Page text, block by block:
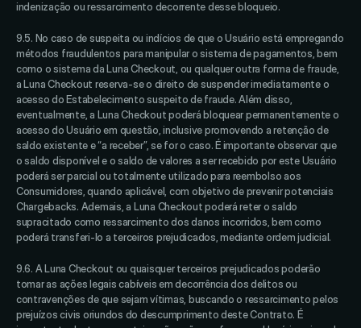
indenização ou ressarcimento decorrente desse bloqueio.
9.5. No caso de suspeita ou indícios de que o Usuário está empregando
métodos fraudulentos para manipular o sistema de pagamentos, bem
como o sistema da Luna Checkout, ou qualquer outra forma de fraude,
a Luna Checkout reserva-se o direito de suspender imediatamente o
acesso do Estabelecimento suspeito de fraude. Além disso,
eventualmente, a Luna Checkout poderá bloquear permanentemente o
acesso do Usuário em questão, inclusive promovendo a retenção de
saldo existente e “a receber”, se for o caso. É importante observar que
o saldo disponível e o saldo de valores a ser recebido por este Usuário
poderá ser parcial ou totalmente utilizado para reembolso aos
Consumidores, quando aplicável, com objetivo de prevenir potenciais
Chargebacks. Ademais, a Luna Checkout poderá reter o saldo
supracitado como ressarcimento dos danos incorridos, bem como
poderá transferi-lo a terceiros prejudicados, mediante ordem judicial.
9.6. A Luna Checkout ou quaisquer terceiros prejudicados poderão
tomar as ações legais cabíveis em decorrência dos delitos ou
contravenções de que sejam vítimas, buscando o ressarcimento pelos
prejuízos civis oriundos do descumprimento deste Contrato. É